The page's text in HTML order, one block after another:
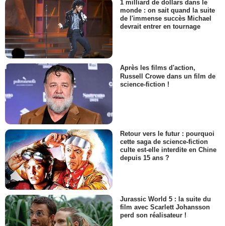
1 milliard de dollars dans le
monde : on sait quand la suite
de l'immense succès Michael
devrait entrer en tournage
Après les films d'action,
Russell Crowe dans un film de
science-fiction !
Retour vers le futur : pourquoi
cette saga de science-fiction
culte est-elle interdite en Chine
depuis 15 ans ?
Jurassic World 5 : la suite du
film avec Scarlett Johansson
perd son réalisateur !